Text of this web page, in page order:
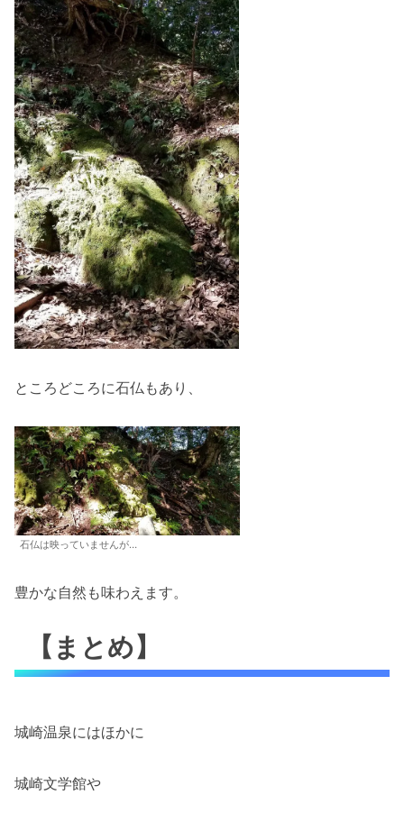
ところどころに石仏もあり、
石仏は映っていませんが…
豊かな自然も味わえます。
【まとめ】
城崎温泉にはほかに
城崎文学館や